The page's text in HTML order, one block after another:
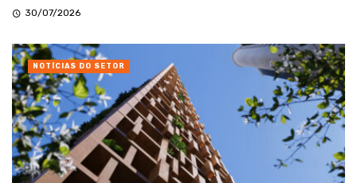
30/07/2026
NOTÍCIAS DO SETOR